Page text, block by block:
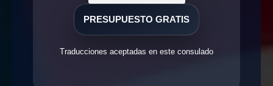
PRESUPUESTO GRATIS
Traducciones aceptadas en este consulado